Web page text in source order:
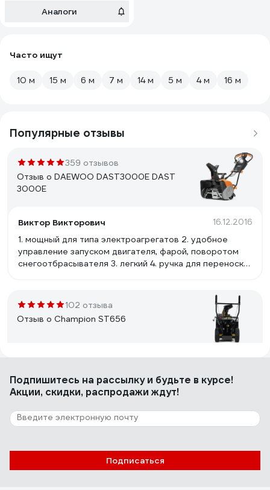
Аналоги
Часто ищут
10 м 15 м 6 м 7 м 14 м 5 м 4 м 16 м
Популярные отзывы
359 отзывов
Отзыв о DAEWOO DAST3000E DAST
3000E
Виктор Викторович 16.12.2016
1. мощный для типа электроагрегатов 2. удобное
управление запуском двигателя, фарой, поворотом
снегоотбрасывателя 3. легкий 4. ручка для переноски
Наконечники не унифицированы, имеется
возможность замены из подручных материалов. 6.
предусмотрен крепеж для питающего кабеля.
102 отзыва
Отзыв о Champion ST656
Отличное качество сборки, низкая цена,
действительно полезная вещь в своем доме.
Отзыв о Ryobi RST36B51 5133005056
Подпишитесь на рассылкуи будьте в курсе!
Акции, скидки, распродажи ждут!
Подписаться